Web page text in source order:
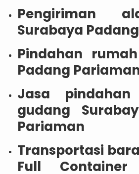
Pengiriman
Surabaya
Pindahan
Padang
Jasa
gudang
Pariaman
Transportasi
Full Container